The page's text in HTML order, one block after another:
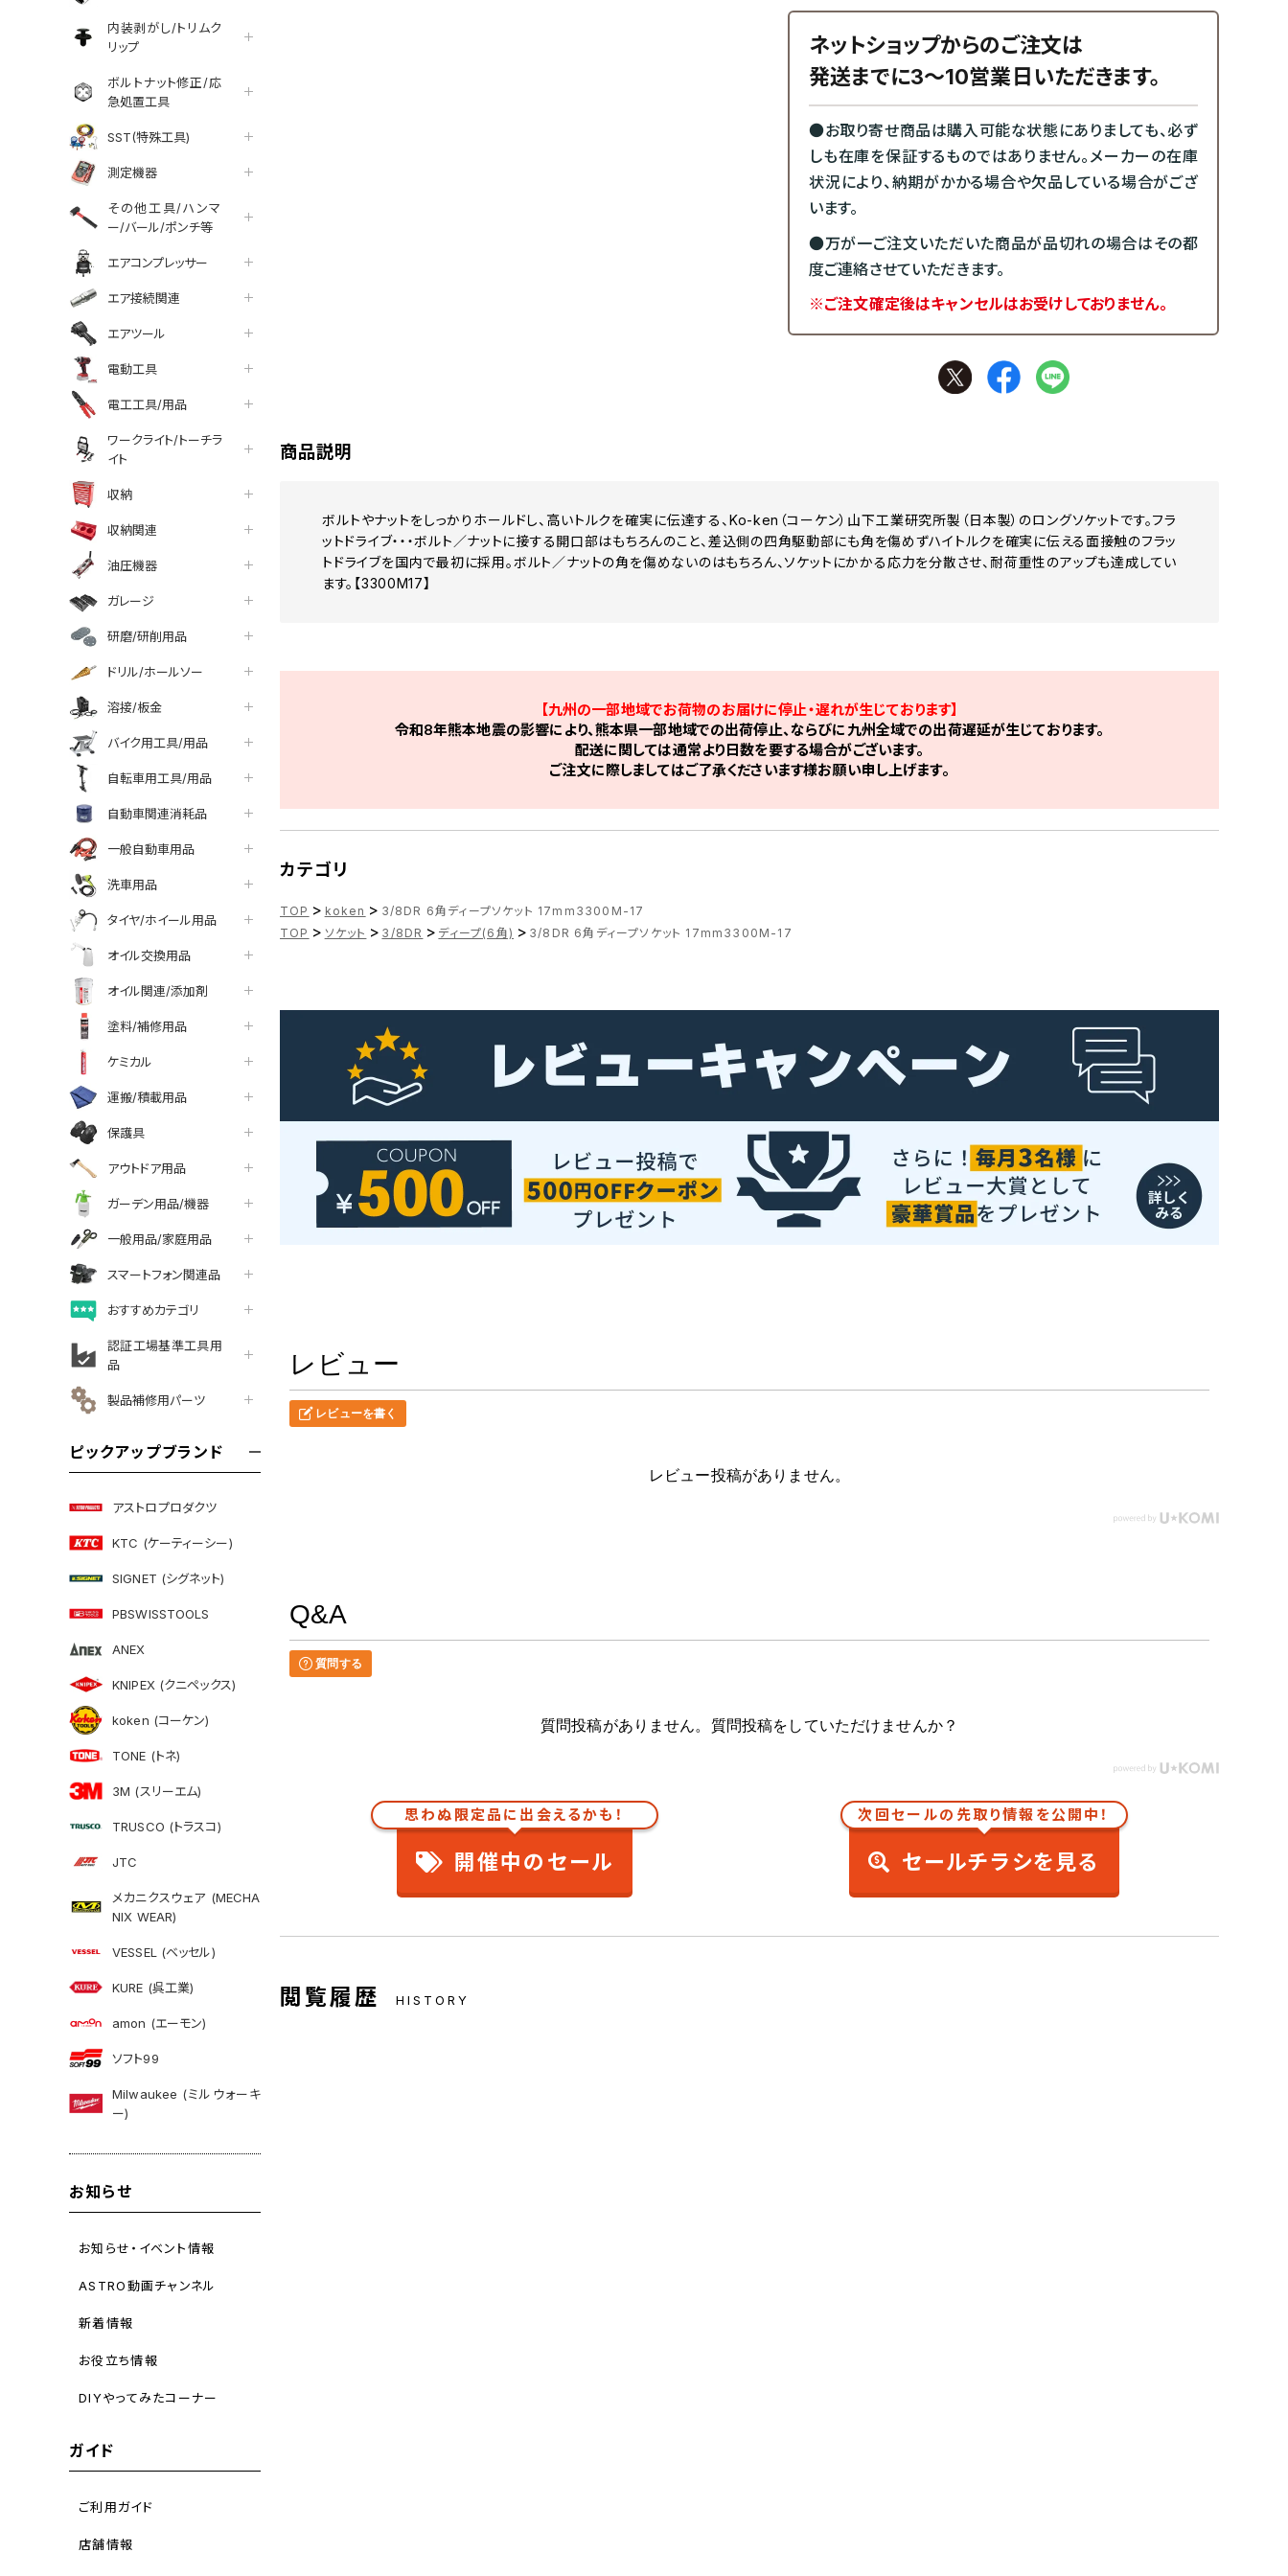
内装剥がし/トリムク
リップ
ボルトナット修正/応
急処置工具
SST(特殊工具)
測定機器
その他工具/ハンマ
ー/バール/ポンチ等
エアコンプレッサー
エア接続関連
エアツール
電動工具
電工工具/用品
ワークライト/トーチラ
イト
収納
収納関連
油圧機器
ガレージ
研磨/研削用品
ドリル/ホールソー
溶接/板金
バイク用工具/用品
自転車用工具/用品
自動車関連消耗品
一般自動車用品
洗車用品
タイヤ/ホイール用品
オイル交換用品
オイル関連/添加剤
塗料/補修用品
ケミカル
運搬/積載用品
保護具
アウトドア用品
ガーデン用品/機器
一般用品/家庭用品
スマートフォン関連品
おすすめカテゴリ
認証工場基準工具用
品
製品補修用パーツ
ピックアップブランド
アストロプロダクツ
KTC (ケーティーシー)
SIGNET (シグネット)
PBSWISSTOOLS
ANEX
KNIPEX (クニペックス)
koken (コーケン)
TONE (トネ)
3M (スリーエム)
TRUSCO (トラスコ)
JTC
メカニクスウェア (MECHA
NIX WEAR)
VESSEL (ベッセル)
KURE (呉工業)
amon (エーモン)
ソフト99
Milwaukee (ミルウォーキ
ー)
お知らせ
お知らせ・イベント情報
ASTRO動画チャンネル
新着情報
お役立ち情報
DIYやってみたコーナー
ガイド
ご利用ガイド
店舗情報
ネットショップからのご注文は
発送までに3～10営業日いただきます。
●お取り寄せ商品は購入可能な状態にありましても、必ず
しも在庫を保証するものではありません。メーカーの在庫
状況により、納期がかかる場合や欠品している場合がござ
います。
●万が一ご注文いただいた商品が品切れの場合はその都
度ご連絡させていただきます。
※ご注文確定後はキャンセルはお受けしておりません。
facebook
line
商品説明
ボルトやナットをしっかりホールドし、高いトルクを確実に伝達する、Ko-ken（コーケン）山下工業研究所製（日本製）のロングソケットです。フラ
ットドライブ・・・ボルト／ナットに接する開口部はもちろんのこと、差込側の四角駆動部にも角を傷めずハイトルクを確実に伝える面接触のフラッ
トドライブを国内で最初に採用。ボルト／ナットの角を傷めないのはもちろん、ソケットにかかる応力を分散させ、耐荷重性のアップも達成してい
ます。【3300M17】
【九州の一部地域でお荷物のお届けに停止・遅れが生じております】
令和8年熊本地震の影響により、熊本県一部地域での出荷停止、ならびに九州全域での出荷遅延が生じております。
配送に関しては通常より日数を要する場合がございます。
ご注文に際しましてはご了承くださいます様お願い申し上げます。
カテゴリ
TOP > koken > 3/8DR 6角ディープソケット 17mm3300M-17
TOP > ソケット > 3/8DR > ディープ(6角) > 3/8DR 6角ディープソケット 17mm3300M-17
レビュー
レビューを書く
レビュー投稿がありません。
Q&A
質問する
質問投稿がありません。質問投稿をしていただけませんか？
思わぬ限定品に出会えるかも！
開催中のセール
次回セールの先取り情報を公開中！
セールチラシを見る
閲覧履歴 HISTORY